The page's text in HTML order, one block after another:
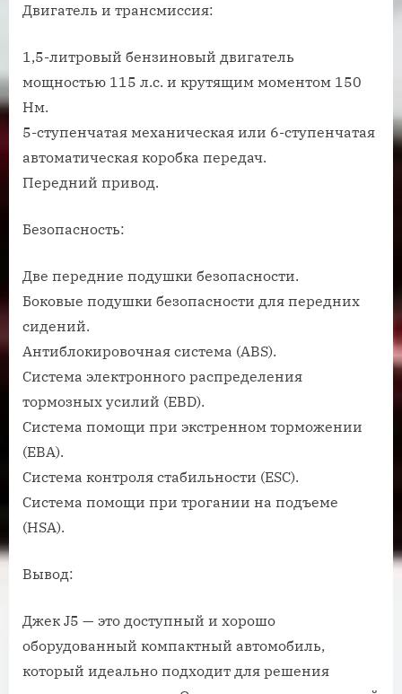
Двигатель и трансмиссия:
1,5-литровый бензиновый двигатель
мощностью 115 л.с. и крутящим моментом 150
Нм.
5-ступенчатая механическая или 6-ступенчатая
автоматическая коробка передач.
Передний привод.
Безопасность:
Две передние подушки безопасности.
Боковые подушки безопасности для передних
сидений.
Антиблокировочная система (ABS).
Система электронного распределения
тормозных усилий (EBD).
Система помощи при экстренном торможении
(EBA).
Система контроля стабильности (ESC).
Система помощи при трогании на подъеме
(HSA).
Вывод:
Джек J5 — это доступный и хорошо
оборудованный компактный автомобиль,
который идеально подходит для решения